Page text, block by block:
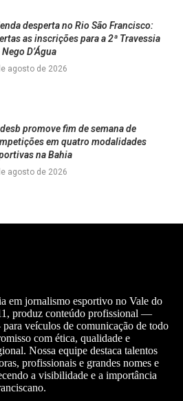
desperta no Rio São Francisco:
as inscrições para a 2ª Travessia
D’Água
agosto de 2026
promove fim de semana de
em quatro modalidades
na Bahia
agosto de 2026
em jornalismo esportivo no Vale do
produz conteúdo profissional —
veículos de comunicação de todo
com ética, qualidade e
Nossa equipe destaca talentos
profissionais e grandes nomes e
a visibilidade e a importância